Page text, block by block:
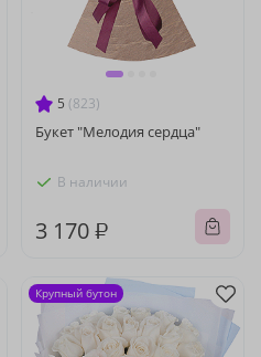
5 (823)
Букет "Мелодия сердца"
В наличии
3 170 ₽
Крупный бутон